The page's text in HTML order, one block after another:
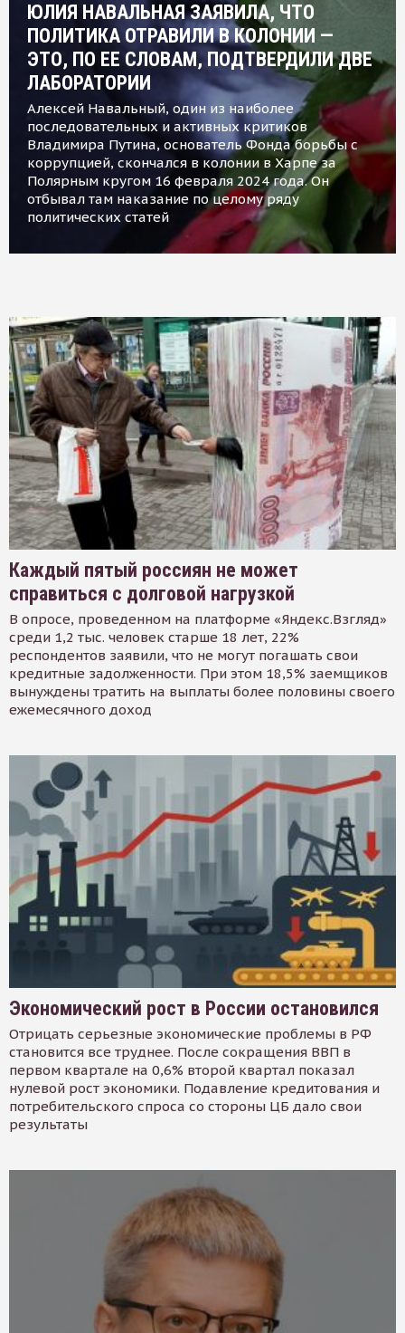
ЮЛИЯ НАВАЛЬНАЯ ЗАЯВИЛА, ЧТО
ПОЛИТИКА ОТРАВИЛИ В КОЛОНИИ —
ЭТО, ПО ЕЕ СЛОВАМ, ПОДТВЕРДИЛИ ДВЕ
ЛАБОРАТОРИИ
Алексей Навальный, один из наиболее
последовательных и активных критиков
Владимира Путина, основатель Фонда борьбы с
коррупцией, скончался в колонии в Харпе за
Полярным кругом 16 февраля 2024 года. Он
отбывал там наказание по целому ряду
политических статей
Каждый пятый россиян не может
справиться с долговой нагрузкой
В опросе, проведенном на платформе «Яндекс.Взгляд»
среди 1,2 тыс. человек старше 18 лет, 22%
респондентов заявили, что не могут погашать свои
кредитные задолженности. При этом 18,5% заемщиков
вынуждены тратить на выплаты более половины своего
ежемесячного доход
Экономический рост в России остановился
Отрицать серьезные экономические проблемы в РФ
становится все труднее. После сокращения ВВП в
первом квартале на 0,6% второй квартал показал
нулевой рост экономики. Подавление кредитования и
потребительского спроса со стороны ЦБ дало свои
результаты